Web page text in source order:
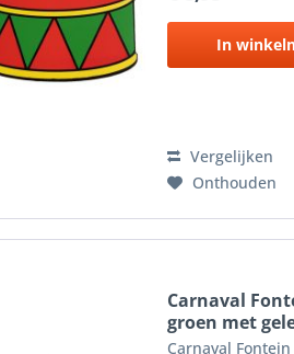
In
Vergelijken
Onthouden
Carnaval
groen met
Carnaval